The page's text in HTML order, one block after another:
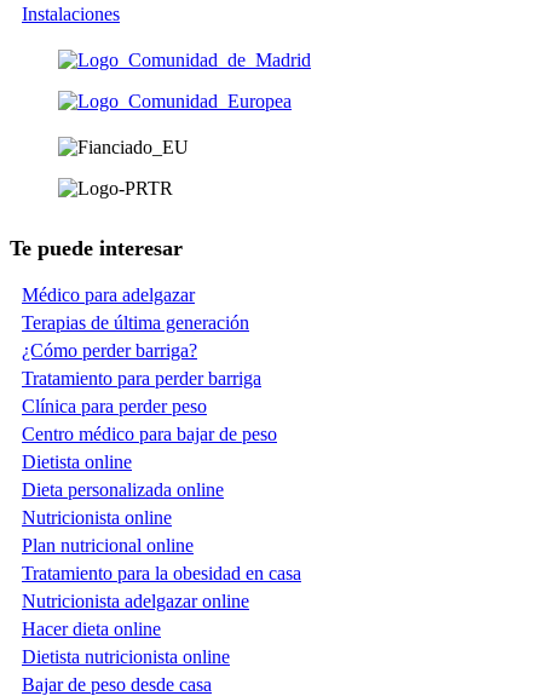
Instalaciones
Te puede interesar
Médico para adelgazar
Terapias de última generación
¿Cómo perder barriga?
Tratamiento para perder barriga
Clínica para perder peso
Centro médico para bajar de peso
Dietista online
Dieta personalizada online
Nutricionista online
Plan nutricional online
Tratamiento para la obesidad en casa
Nutricionista adelgazar online
Hacer dieta online
Dietista nutricionista online
Bajar de peso desde casa